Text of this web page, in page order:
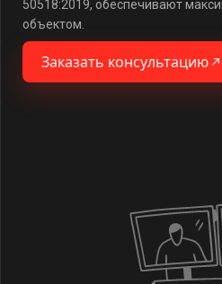
50518:2019, обеспечивают
объектом.
Заказать консультацию